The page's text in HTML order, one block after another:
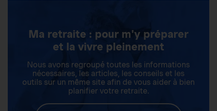
Ma retraite : pour m'y préparer
et la vivre pleinement
Nous avons regroupé toutes les informations
nécessaires, les articles, les conseils et les
outils sur un même site afin de vous aider à bien
planifier votre retraite.